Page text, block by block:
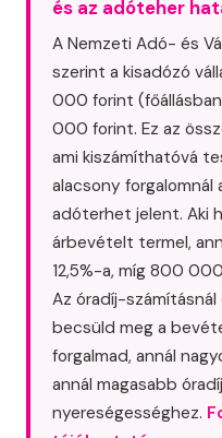
és az adóteher
A Nemzeti Adó- és
szerint a kisadózó
000 forint
000 forint. Ez az
ami kiszámíthatóvá
alacsony forgalomnál
adóterhet jelent. Aki
árbevételt termel,
12,5%-a, míg 800
Az óradíj-
becsüld meg a
forgalmad, annál
annál magasabb
nyereségességhez.